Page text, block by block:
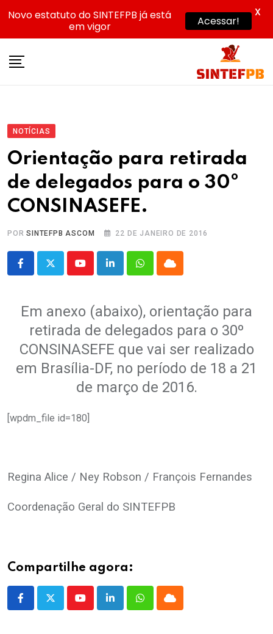
NOTÍCIAS
Orientação para retirada
de delegados para o 30º
CONSINASEFE.
PORSINTEFPB ASCOM 22 DE JANEIRO DE 2016
YoutubeLinkedInWhatsappCloud
Em anexo (abaixo), orientação para
retirada de delegados para o 30º
CONSINASEFE que vai ser realizado
em Brasília-DF, no período de 18 a 21
de março de 2016.
[wpdm_file id=180]
Regina Alice / Ney Robson / François Fernandes
Coordenação Geral do SINTEFPB
Compartilhe agora:
YoutubeLinkedInWhatsappCloud
Novo estatuto do SINTEFPB já está
em vigor
Acessar!
X